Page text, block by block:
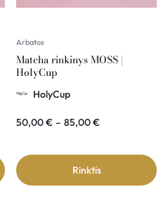
Arbatos
Matcha rinkinys MOSS |
HolyCup
HolyCup
50,00€ – 85,00€
Rinktis